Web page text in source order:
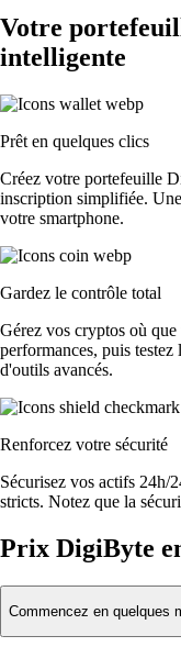
Votre
intelligente
Prêt en quelques clics
Créez votre portefeuille
inscription simplifiée.
votre smartphone.
Gardez le contrôle total
Gérez vos cryptos où
performances, puis
d'outils avancés.
Renforcez votre sécurité
Sécurisez vos actifs 24h/
stricts. Notez que la
Prix DigiByte
Commencez en quelques